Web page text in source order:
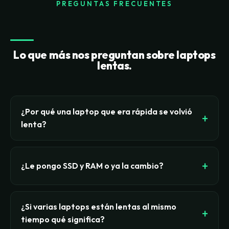
PREGUNTAS FRECUENTES
Lo que más nos preguntan sobre laptops
lentas.
¿Por qué una laptop que era rápida se volvió
lenta?
Casi siempre por una de cuatro causas: un disco
común, RAM insuficiente para cómo se trabaja
hoy (navegador con muchas pestañas más apps
solos saturando el inicio, o throttling térmico por
polvo y calor acumulado. No es que la máquina 'se
¿Le pongo SSD y RAM o ya la cambio?
Si es una máquina corporativa sólida (Dell
Latitude, HP EliteBook, Lenovo ThinkPad) de
menos de 5-6 años, con procesador que aún
¿Si varias laptops están lentas al mismo
tiempo qué significa?